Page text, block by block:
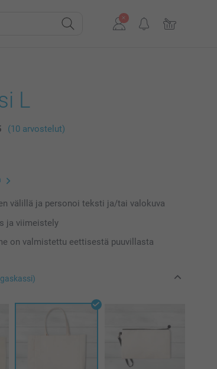
L
(10 arvostelut)
välillä ja personoi teksti ja/tai valokuva
ja viimeistely
on valmistettu eettisestä puuvillasta